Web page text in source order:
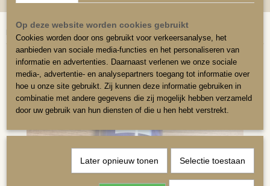
Home>Onderhoudsmiddelen>TMC520 Vlekken verwijderen / Royal textiel
beschermer voorkomen
Textiel beschermer
Op deze website worden cookies gebruikt
Cookies worden door ons gebruikt voor verkeersanalyse, het
aanbieden van sociale media-functies en het personaliseren van
informatie en advertenties. Daarnaast verlenen we onze sociale
media-, advertentie- en analysepartners toegang tot informatie over
hoe u onze site gebruikt. Zij kunnen deze informatie gebruiken in
combinatie met andere gegevens die zij mogelijk hebben verzameld
door uw gebruik van hun diensten of die u hen hebt verstrekt.
Later opnieuw tonen Selectie toestaan